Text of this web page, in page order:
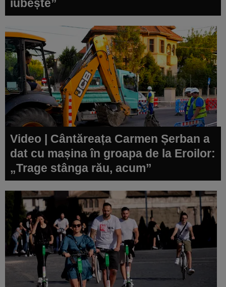
iubește”
Video | Cântăreața Carmen Șerban a
dat cu mașina în groapa de la Eroilor:
„Trage stânga rău, acum”